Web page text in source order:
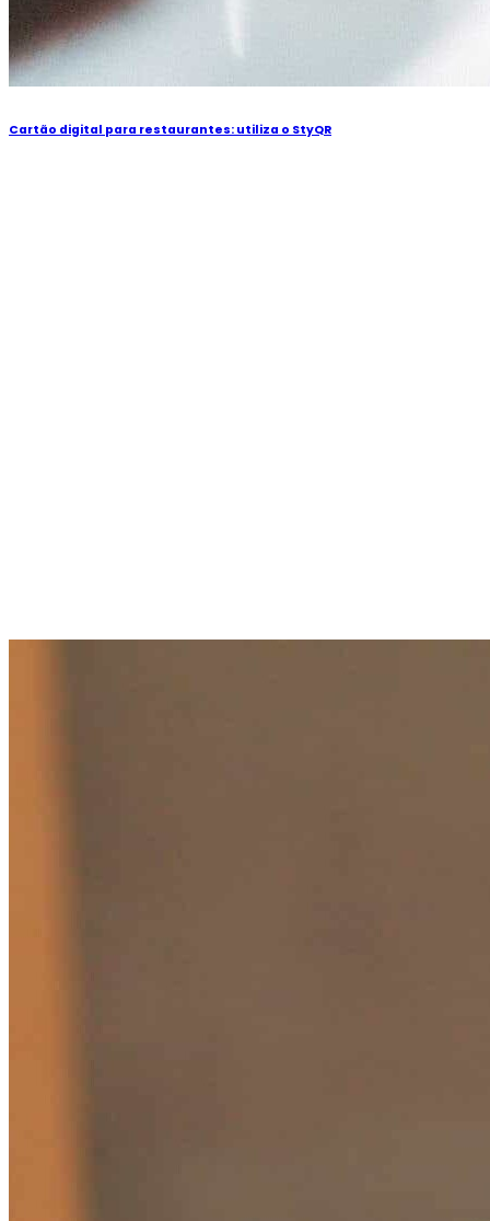
Cartão digital para restaurantes: utiliza o StyQR